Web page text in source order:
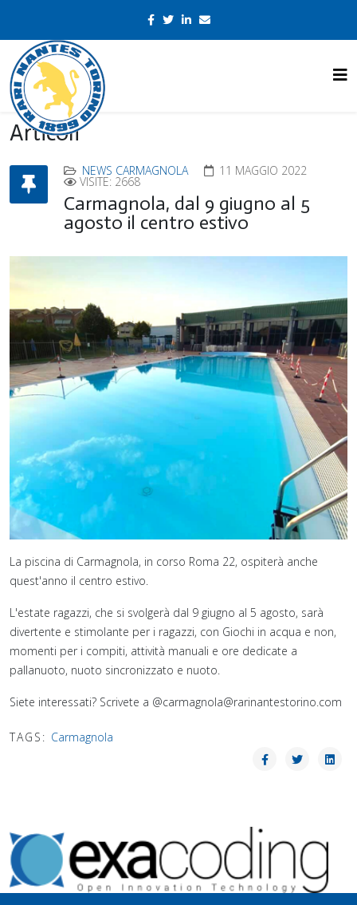
Articoli
NEWS CARMAGNOLA 11 MAGGIO 2022
VISITE: 2668
Carmagnola, dal 9 giugno al 5
agosto il centro estivo
La piscina di Carmagnola, in corso Roma 22, ospiterà anche
quest'anno il centro estivo.
L'estate ragazzi, che si svolgerà dal 9 giugno al 5 agosto, sarà
divertente e stimolante per i ragazzi, con Giochi in acqua e non,
momenti per i compiti, attività manuali e ore dedicate a
pallanuoto, nuoto sincronizzato e nuoto.
Siete interessati? Scrivete a @carmagnola@rarinantestorino.com
TAGS: Carmagnola